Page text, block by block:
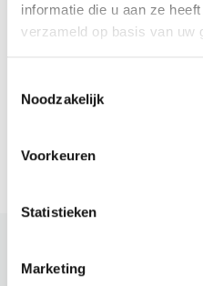
informatie die u aan ze
verzameld op basis van uw
Noodzakelijk
Voorkeuren
Statistieken
Marketing
Bedrijfsgegevens:
Kamer van
Bankrekening: NL65
Meer FFP